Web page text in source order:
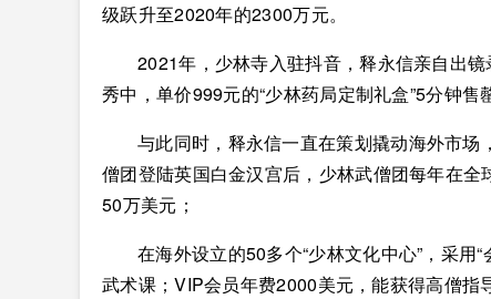
级跃升至2020年的2300万元。
2021年，少林寺入驻抖音，释永信亲自出
秀中，单价999元的“少林药局定制礼盒”5分钟售
与此同时，释永信一直在策划撬动海外市
僧团登陆英国白金汉宫后，少林武僧团每年在
50万美元；
在海外设立的50多个“少林文化中心”，采用
武术课；VIP会员年费2000美元，能获得高僧指导